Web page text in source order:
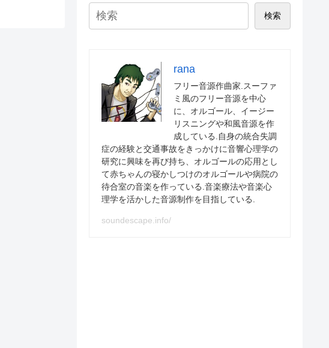
検索
rana
フリー音源作曲家.スーファ
ミ風のフリー音源を中心
に、オルゴール、イージー
リスニングや和風音源を作
成している.自身の統合失調
症の経験と交通事故をきっかけに音響心理学の
研究に興味を再び持ち、オルゴールの応用とし
て赤ちゃんの寝かしつけのオルゴールや病院の
待合室の音楽を作っている.音楽療法や音楽心
理学を活かした音源制作を目指している.
soundescape.info/